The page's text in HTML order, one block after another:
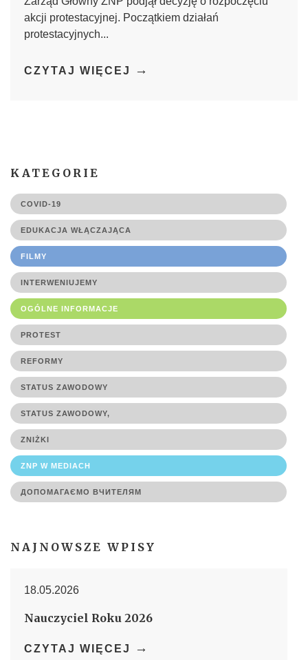
akcji protestacyjnej. Początkiem działań
protestacyjnych...
CZYTAJ WIĘCEJ →
KATEGORIE
COVID-19
EDUKACJA WŁĄCZAJĄCA
FILMY
INTERWENIUJEMY
OGÓLNE INFORMACJE
PROTEST
REFORMY
STATUS ZAWODOWY
STATUS ZAWODOWY,
ZNIŻKI
ZNP W MEDIACH
ДОПОМАГАЄМО ВЧИТЕЛЯМ
NAJNOWSZE WPISY
18.05.2026
Nauczyciel Roku 2026
CZYTAJ WIĘCEJ →